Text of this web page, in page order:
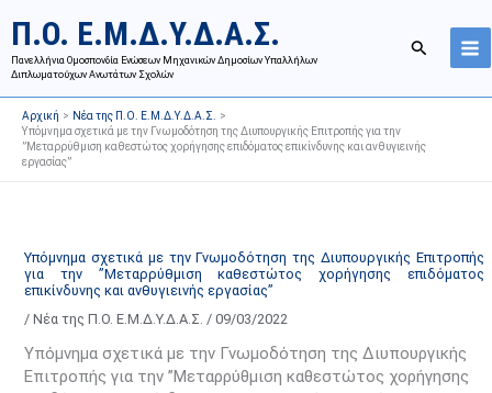
περιεχόμενο
Π.Ο. Ε.Μ.Δ.Υ.Δ.Α.Σ.
Πανελλήνια Ομοσπονδία Ενώσεων Μηχανικών Δημοσίων Υπαλλήλων
Διπλωματούχων Ανωτάτων Σχολών
Αναζήτηση
Αρχική
Νέα της Π.Ο. Ε.Μ.Δ.Υ.Δ.Α.Σ.
Υπόμνημα σχετικά με την Γνωμοδότηση της Διυπουργικής Επιτροπής για την
”Μεταρρύθμιση καθεστώτος χορήγησης επιδόματος επικίνδυνης και ανθυγιεινής
εργασίας”
Υπόμνημα σχετικά με την Γνωμοδότηση της Διυπουργικής Επιτροπής
για την ”Μεταρρύθμιση καθεστώτος χορήγησης επιδόματος
επικίνδυνης και ανθυγιεινής εργασίας”
/ Νέα της Π.Ο. Ε.Μ.Δ.Υ.Δ.Α.Σ. / 09/03/2022
Υπόμνημα σχετικά με την Γνωμοδότηση της Διυπουργικής
Επιτροπής για την ”Μεταρρύθμιση καθεστώτος χορήγησης
τ
ο
ρ
ι
ν
α
ρ
ή
τ
η
γ
ο
ς
ά
ρ
ρ